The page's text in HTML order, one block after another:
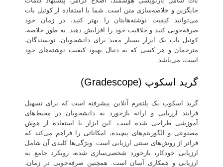
جایگزین و خلاصه‌سازی متن است. شما با استفاده از کوئیل بات
می‌توانید کیفیت نوشته‌هایتان را بهتر کنید، در زمان خود
صرفه‌جویی کنید و خلاقیت خود را افزایش دهید. به طور خلاصه،
کوئیل بات یک ابزار بسیار مفید برای دانشجویان، نویسندگان،
مترجمان و هر کسی که به دنبال بهبود کیفیت نوشته‌های خود
است، می‌باشد.
گرید اسکوپ (Gradescope)
گرید اسکوپ یک پلتفرم آنلاین پیشرفته است که برای تسهیل
فرایند ارزیابی و ارائه بازخورد به دانشجویان در محیط‌های
آموزشی طراحی شده است. این ابزار با استفاده از هوش
مصنوعی و الگوریتم‌های پیچیده، امکاناتی را فراهم می‌کند که
فراتر از روش‌های سنتی ارزیابی است. ویژگی‌ها کلیدی آن شامل
ارزیابی خودکار ، بازخورد شخصی‌سازی شده، رویکرد جامع به
ارزیابی و همکاری آسان است. همچنین صرفه‌جویی در زمان،